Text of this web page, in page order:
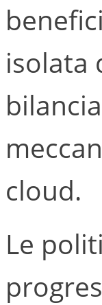
isolata
cloud.
Le